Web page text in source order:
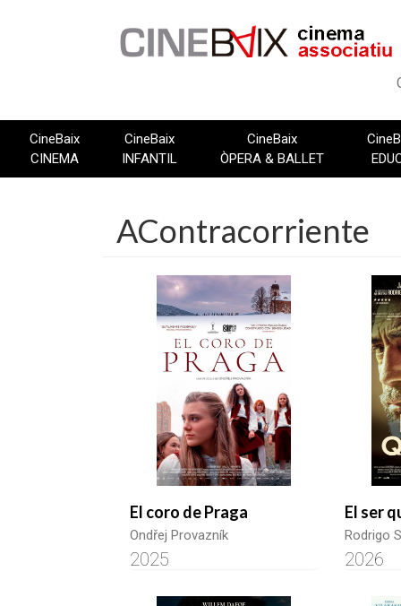
CineBaix
CINEMA
CineBaix
INFANTIL
CineBaix
ÒPERA & BALLET
AContracorriente
El coro de Praga
Ondřej Provazník
2025
El ser
Rodrigo
2026